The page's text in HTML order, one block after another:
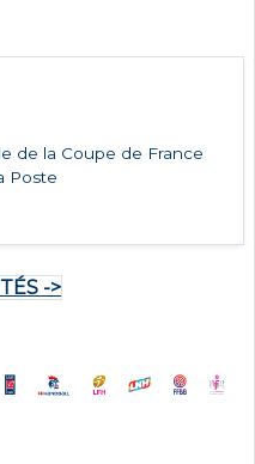
de la Coupe de France
Poste
->